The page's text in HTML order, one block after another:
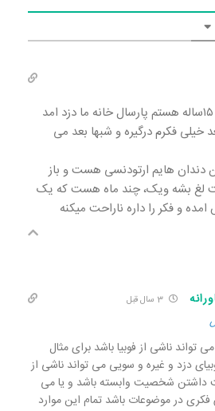
سلام من ستایش هستم ۱۵ساله هستم پارسال خانه ما دزد امد
خیلی فکرم درگیره و شبها بعد می
دندان هایم ارتودنسی هست و باز
لغ بشه ویک، چند ماه هست که یک
و فکر را داره ناراحت میکنه
تواند ناشی از فوبیا باشد برای مثال
دزد و غیره و سویی می تواند ناشی از
داشتن شخصیت وابسته باشد و یا می
در موضوعات باشد تمام این موارد